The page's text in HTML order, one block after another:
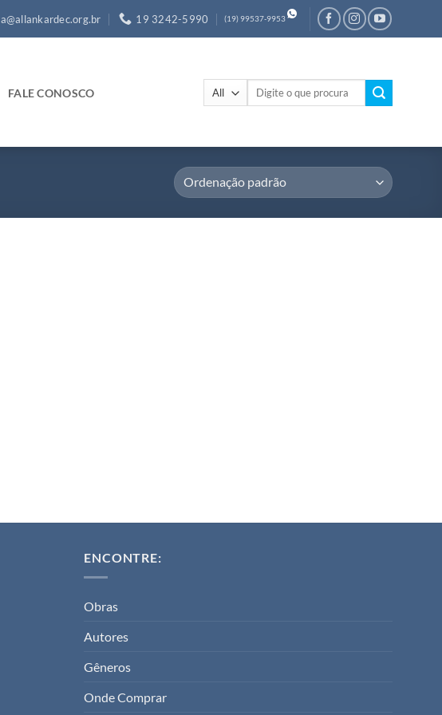
19 3242-5990 (19) 99537-9953
FALE CONOSCO
Pesquisar
ENCONTRE:
Obras
Autores
Gêneros
Onde Comprar